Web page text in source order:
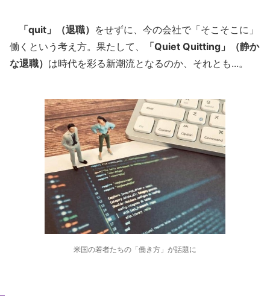
「quit」（退職） をせずに、今の会社で「そこそこに」
働くという考え方。果たして、
「Quiet Quitting」（静か
な退職） は時代を彩る新潮流となるのか、それとも...。
米国の若者たちの「働き方」が話題に